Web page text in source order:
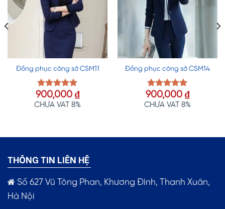
Đồng phục công sở CSM11
Được xếp
hạng5.00
900,000 ₫
CHƯA VAT 8%
Đồng phục công sở CSM14
Được xếp
hạng5.00
900,000 ₫
CHƯA VAT 8%
THÔNG TIN LIÊN HỆ
Số 627 Vũ Tông Phan, Khương Đình, Thanh Xuân,
Hà Nội